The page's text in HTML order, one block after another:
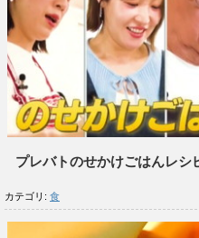
プレバトのせかけごはんレシ
カテゴリ: 食